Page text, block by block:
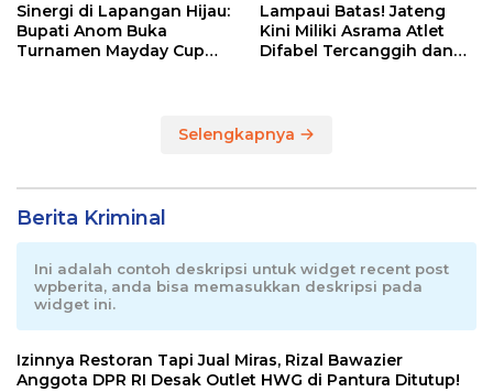
Sinergi di Lapangan Hijau:
Bupati Anom Buka
Turnamen Mayday Cup
Lampaui Batas! Jateng
Kini Miliki Asrama Atlet
Difabel Tercanggih dan
Selengkapnya
Berita Kriminal
Ini adalah contoh deskripsi untuk widget recent post
wpberita, anda bisa memasukkan deskripsi pada
widget ini.
Izinnya Restoran Tapi Jual Miras, Rizal Bawazier
Anggota DPR RI Desak Outlet HWG di Pantura Ditutup!